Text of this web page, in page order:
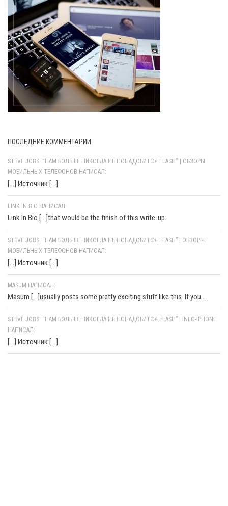
ПОСЛЕДНИЕ КОММЕНТАРИИ
STEVE JOBS: "НАМ БОЛЬШЕ НИКОГДА НЕ ПОНАДОБИТСЯ FLASH" | ОБЗОРЫ
МОБИЛЬНЫХ ТЕЛЕФОНОВ НАПИСАЛ:
[…] Источник […]
LINK IN BIO НАПИСАЛ:
Link In Bio [...]that would be the finish of this write-up.
STEVE JOBS: “НАМ БОЛЬШЕ НИКОГДА НЕ ПОНАДОБИТСЯ FLASH” | ОБЗОРЫ
МОБИЛЬНЫХ ТЕЛЕФОНОВ НАПИСАЛ:
[…] Источник […]
MASUM НАПИСАЛ:
Masum [...]usually posts some pretty exciting stuff like this. If you...
STEVE JOBS: “НАМ БОЛЬШЕ НИКОГДА НЕ ПОНАДОБИТСЯ FLASH” | INFO-IPHONE
НАПИСАЛ:
[…] Источник […]